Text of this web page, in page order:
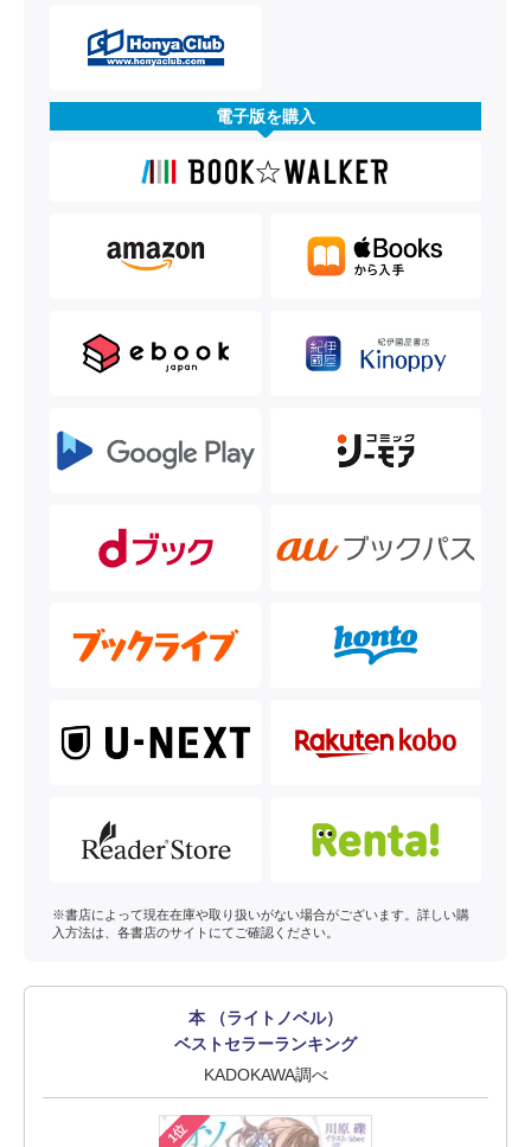
電子版を購入
※書店によって現在在庫や取り扱いがない場合がございます。詳しい購
入方法は、各書店のサイトにてご確認ください。
本 （ライトノベル）
ベストセラーランキング
KADOKAWA調べ
1位